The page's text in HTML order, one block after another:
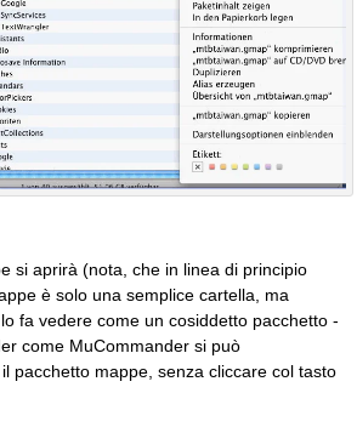
si aprirà (nota, che in linea di principio
è solo una semplice cartella, ma
fa vedere come un cosiddetto pacchetto -
come MuCommander si può
pacchetto mappe, senza cliccare col tasto